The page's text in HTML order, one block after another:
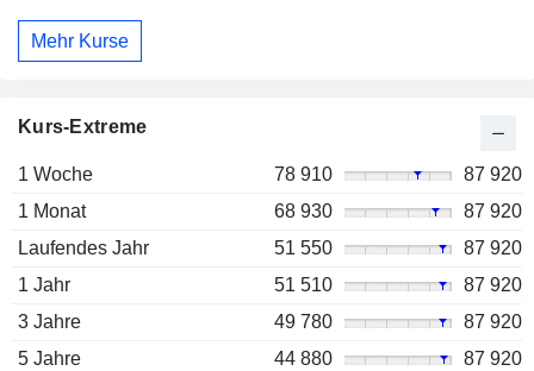
Mehr Kurse
Kurs-Extreme
1 Woche 78 910
87 920
1 Monat
68 930
87 920
Laufendes Jahr
51 550
87 920
1 Jahr
51 510
87 920
3 Jahre
49 780
87 920
5 Jahre
44 880
87 920